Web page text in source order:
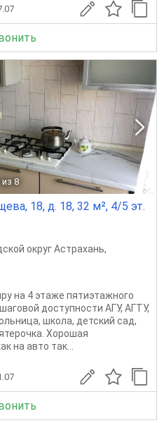
из 8
18, д. 18, 32 м², 4/5 эт.
округ Астрахань,
на 4 этаже пятиэтaжногo
доступноcти АГУ, АГTУ,
школа, дeтский cад,
Хорошая
на авто так...